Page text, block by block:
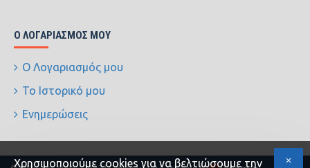
Ο ΛΟΓΑΡΙΑΣΜΌΣ ΜΟΥ
Ο Λογαριασμός μου
Το Ιστορικό μου
Ενημερώσεις
Xρησιμοποιούμε cookies για να βελτιώσουμε την